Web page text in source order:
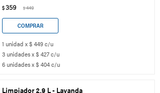
$359 $449
1 unidad x $ 449 c/u
3 unidades x $ 427 c/u
6 unidades x $ 404 c/u
Limpiador 2,9 L - Lavanda